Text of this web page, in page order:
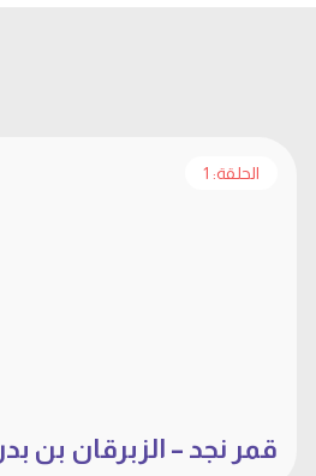
الحلقة: 1
قمر نجد – الزبرقان بن بدر